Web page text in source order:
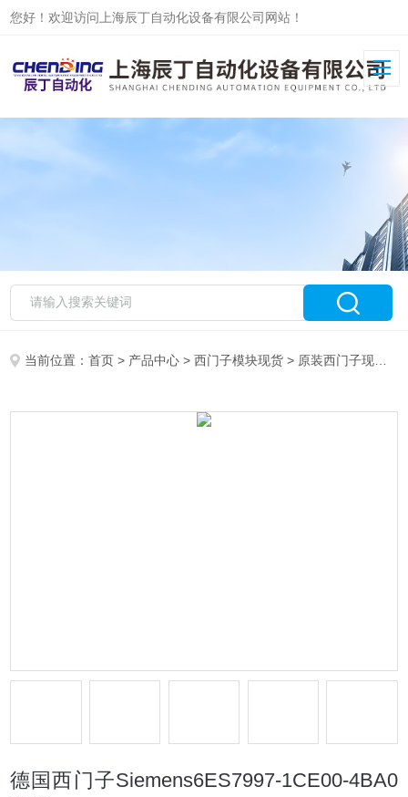
您好！欢迎访问上海辰丁自动化设备有限公司网站！
当前位置：首页 > 产品中心 >西门子模块现货 > 原装西门子现货
德国西门子Siemens6ES7997-1CE00-4BA0